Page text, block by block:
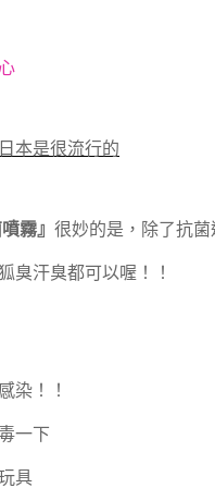
本是很流行的
霧』 很妙的是，除了抗
臭汗臭都可以喔！！
染！！
一下
具